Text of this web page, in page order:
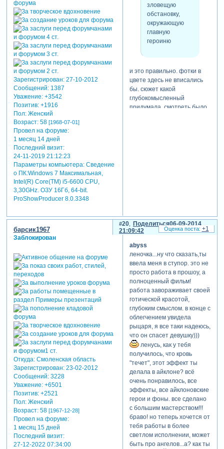
обвиньетилась я в процессе
работы, нафутажилась (в
каждом слайде минимум 4
футажа, а по максимум,
полагаю, 10),
зафотошопилась. на
айклонов были сделаны
очень быстро – всего за три
денечка ожили модельки и
закопошились по сюжету,
панорама ада как бы.
сразу оговорюсь, что я
заведомо не анимировала
скелеты – мертвое должно
оставаться мертвым,
лишняя движуха в слайдах
мне была не нать, и, как по
мне, так ее там хватает, а
вот намеки на нечто живое
в тех местах, смотрелись
бы нелепо, имхо.
припоминая пожелания,
услышанные после первой
части, сообщаю: просили
больше кровушки – налили,
просили волка тут озвучить
– мы завыли)) [взломанный
сайт] олечка, крестов,
могилок и надгробий также
я не пожалела –
перетрясла запасники свои,
навырезала…
наслаждайся, дорогая!)
[взломанный сайт]
канал и просмотрю все
серии разом.
предвкушаю!)))
Зарегистрирован: 27-10-2012
Сообщений:1387
Уважение: +3542
Позитив: +1916
Пол:Женский
Возраст:58 [1968-07-01]
Провел на форуме:
1 месяц 14 дней
Последний визит:
24-11-2019 21:12:23
Параметры компьютера:Сведение
о ПК:Windows 7 Максимальная,
Intel(R) Core(TM) i5-6600 CPU,
3,30GHz. ОЗУ 16Гб, 64-bit.
ProShowProducer 8.0.3348
зловещую
обстановку,
окружающую
главную
героиню
и это правильно. фотки в
цвете здесь не вписались
бы. сюжет какой
глубокомысленный
придумала. смотреть было
вот-вот, а с ними мороки, не
у каждого прога потянет (и
нервишки). но тебя, я вижу
"голыми руками не
возьмешь", ты все-таки
сделала задуманное и
сделала очень
профессионально. мои
апплодисменты!!!
Поделиться
20
06-09-2014
21:09:42
барсик1967
Заблокирован
Откуда:Смоленская область
Зарегистрирован: 23-02-2012
Сообщений:3228
Уважение: +6501
Позитив: +2521
Пол:Женский
Возраст:58 [1967-12-28]
Провел на форуме:
1 месяц 15 дней
Последний визит:
27-12-2022 07:34:00
abyss
леночка...ну что сказать,ты
ввела меня в ступор. это не
просто работа в прошоу, а
полноценный фильм!
работа завораживает своей
готической красотой,
глубоким смыслом. в конце с
облегчением увидела
рыцаря, я все таки надеюсь,
что он спасет девушку)))
ленусь, как у тебя
получилось, что кровь
"течет", этот эффект ты
делала в айклоне? всё
очень понравилось, все
эффекты, все айклоновские
герои и фоны. все сделано
с большим мастерством!!!
браво! но теперь хочется от
тебя работы в более
светлом исполнении, может
быть про ангелов...а? как ты
+1